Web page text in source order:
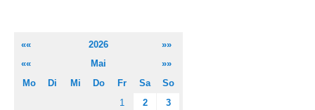
«« 2026
»»
««
Mai
»»
Mo
Di Mi Do Fr Sa
So
1
2
3